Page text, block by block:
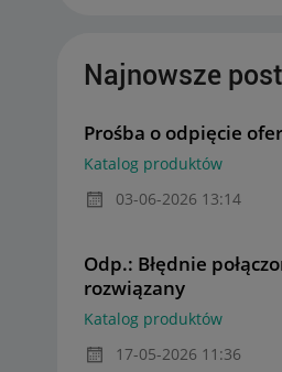
Najnowsze
Prośba o odpięcie
Katalog produktów
‎03-06-2026 13:14
Odp.: Błędnie
rozwiązany
Katalog produktów
‎17-05-2026 11:36